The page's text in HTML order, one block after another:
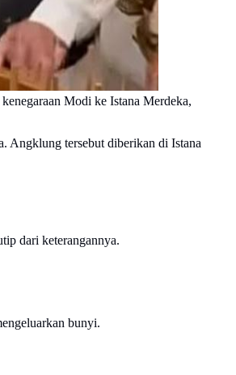
Modi ke Istana Merdeka,
Angklung tersebut diberikan di Istana
dari keterangannya.
bunyi.